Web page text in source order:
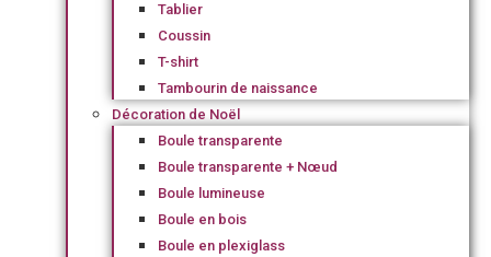
Tablier
Coussin
T-shirt
Tambourin de naissance
Décoration de Noël
Boule transparente
Boule transparente + Nœud
Boule lumineuse
Boule en bois
Boule en plexiglass